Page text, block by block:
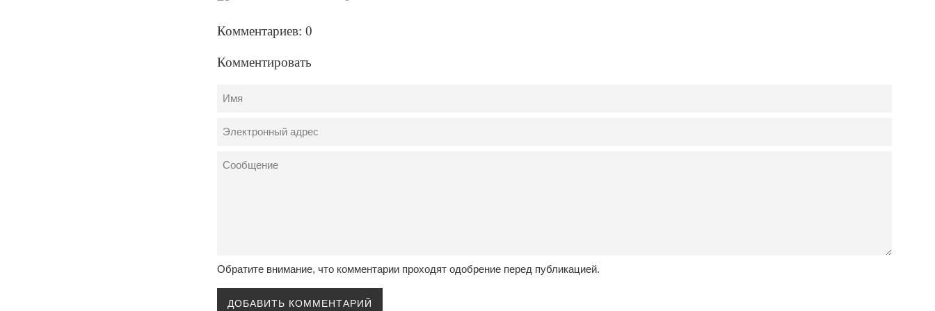
Комментариев: 0
Комментировать
Имя
Электронный
Сообщение
Обратите внимание, что комментарии проходят одобрение перед публикацией.